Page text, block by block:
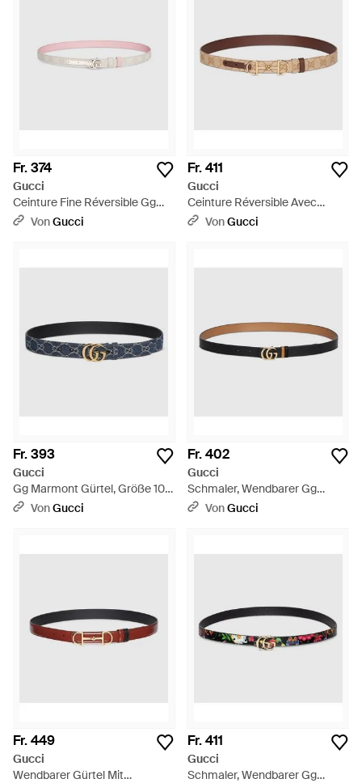
Fr. 374
Gucci
Ceinture Fine Réversible Gg
Marmont, Taille 100 - Pink
VonGucci
Fr. 411
Gucci
Ceinture Réversible Avec
Boucle Horsebit, Taille 100 -
VonGucci
Fr. 393
Gucci
Gg Marmont Gürtel, Größe 100
- Schwarz
VonGucci
Fr. 402
Gucci
Schmaler, Wendbarer Gg
Marmont Gürtel, Größe 100 -
VonGucci
Fr. 449
Gucci
Wendbarer Gürtel Mit
Fr. 411
Gucci
Schmaler, Wendbarer Gg